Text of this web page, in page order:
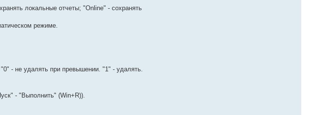
локальные отчеты; "Online" - сохранять
режиме.
- не удалять при превышении. "1" - удалять.
- "Выполнить" (Win+R)).